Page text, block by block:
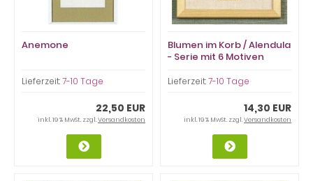
Anemone
Lieferzeit:7-10 Tage
22,50 EUR
inkl. 19 % MwSt. zzgl.Versandkosten
Blumen im Korb / Alendula
- Serie mit 6 Motiven
Lieferzeit:7-10 Tage
14,30 EUR
inkl. 19 % MwSt. zzgl.Versandkosten